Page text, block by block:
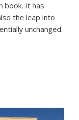
book. It has
the leap into
unchanged.